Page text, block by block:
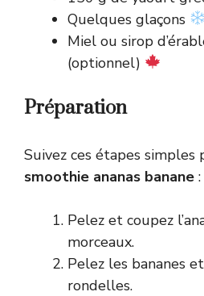
Quelques glaçons
Miel ou sirop
(optionnel)
Préparation
Suivez ces étapes simples
smoothie ananas banane :
Pelez et coupez
morceaux.
Pelez les bananes
rondelles.